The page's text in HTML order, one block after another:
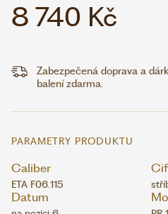
8 740 Kč
Zabezpečená doprava a
balení zdarma.
PARAMETRY PRODUKTU
Caliber
ETA F06.115
Datum